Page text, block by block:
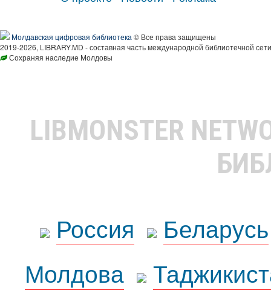
Молдавская цифровая библиотека © Все права защищены
2019-2026, LIBRARY.MD - составная часть международной библиотечной
Сохраняя наследие Молдовы
LIBMONSTER
Россия
Беларусь
Молдова